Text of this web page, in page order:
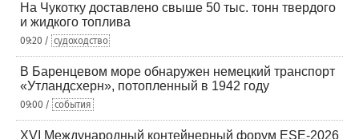
На Чукотку доставлено свыше 50 тыс. тонн твердого
и жидкого топлива
09:20 / судоходство
В Баренцевом море обнаружен немецкий транспорт
«Утландсхерн», потопленный в 1942 году
09:00 / события
XVI Международный контейнерный форум ESE-2026